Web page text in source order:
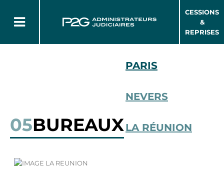
CESSIONS
&
REPRISES
05BUREAUX
PARIS
NEVERS
LA RÉUNION